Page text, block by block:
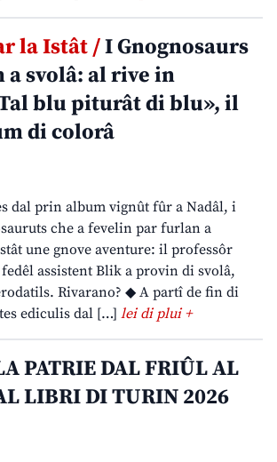
la Istât /I Gnognosaurs
svolâ: al rive in
blu piturât di blu», il
di colorâ
dal prin album vignût fûr a Nadâl, i
che a fevelin par furlan a
une gnove aventure: il professôr
assistent Blik a provin di svolâ,
Rivarano? ◆ A partî de fin di
ediculis dal […] lei di plui +
PATRIE DAL FRIÛL AL
LIBRI DI TURIN 2026